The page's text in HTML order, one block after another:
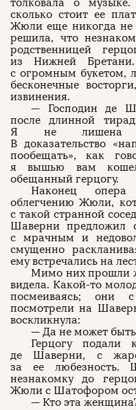
толковала о
сколько стоит ее
Жюли еще никогда не
решила, что
родственницей
из Нижней
с огромным букетом,
бесконечные
извинения.
— Господин де
после длинной
Я не лишена
В доказательство
пообещать», как
я вышью вам
обещанный герцогу.
Наконец
облегчению Жюли,
с такой странной
Шаверни предложил
с мрачным и
смущенно
ему встречались на
Мимо них прошли
видела. Какой-то
посмеиваясь; они
посмотрели на
воскликнула:
— Да не может
Герцогу подали
де Шаверни, с
за ее любезность.
незнакомку до
Жюли с Шатофором
— Кто эта